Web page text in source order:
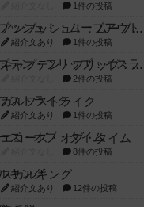
1件の投稿
アンブッシュ！：ムーブアウト！
紹介文あり 1件の投稿
キャプテン・フリップ：イスラ・ボンバ
2件の投稿
ガルフストライク
紹介文あり 1件の投稿
エコーズ・オブ・タイム
8件の投稿
スカルキング
紹介文あり 12件の投稿